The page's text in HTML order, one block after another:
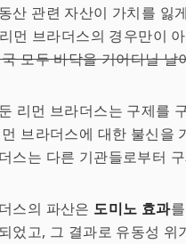
산 관련 자산이 가치를 잃
먼 브라더스의 경우만이
모두 바닥을 기어다닐 날
리먼 브라더스는 구제를
브라더스에 대한 불신을
스는 다른 기관들로부터
스의 파산은 도미노 효과
었고, 그 결과로 유동성